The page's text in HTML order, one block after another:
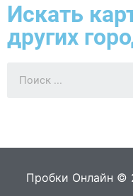
Искать
других
Пробки Онлайн ©